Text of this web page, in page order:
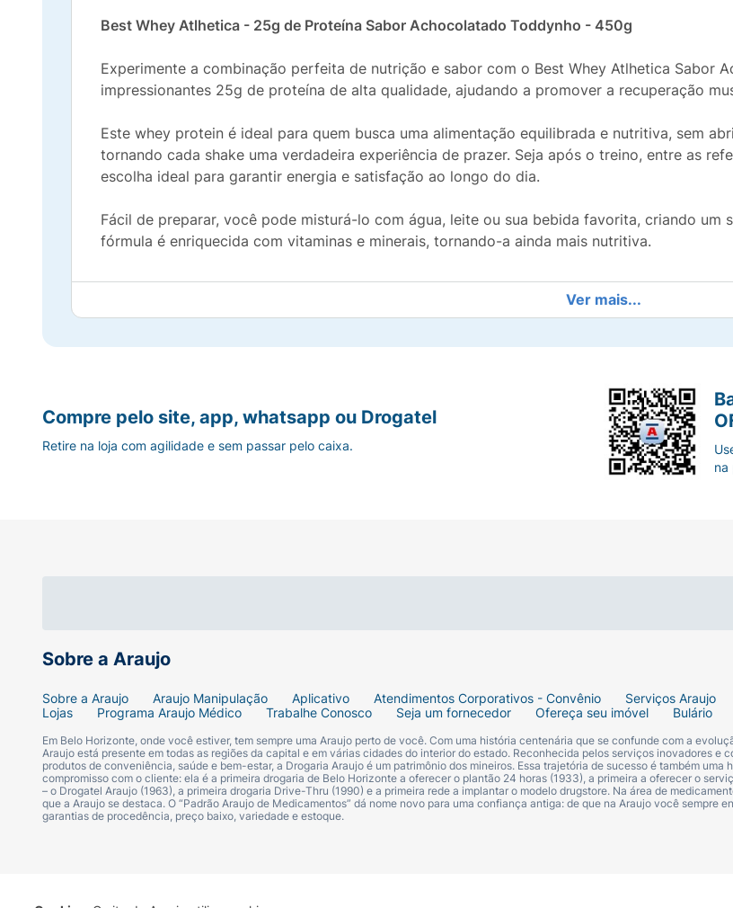
Best Whey Atlhetica - 25g de Proteína Sabor Achocolatado Toddynho - 450g
Experimente a combinação perfeita de nutrição e sabor com o Best Whey Atlhetica Sabor
impressionantes 25g de proteína de alta qualidade, ajudando a promover a recuperação
Este whey protein é ideal para quem busca uma alimentação equilibrada e nutritiva, sem
tornando cada shake uma verdadeira experiência de prazer. Seja após o treino, entre as
escolha ideal para garantir energia e satisfação ao longo do dia.
Fácil de preparar, você pode misturá-lo com água, leite ou sua bebida favorita, criando um
fórmula é enriquecida com vitaminas e minerais, tornando-a ainda mais nutritiva.
Ver mais...
Sobre a Araujo
Sobre a Araujo Araujo Manipulação Aplicativo Atendimentos Corporativos - Convênio Serviços Araujo
Lojas
Programa Araujo Médico Trabalhe Conosco Seja um fornecedor Ofereça seu imóvel Bulário
Em Belo Horizonte, onde você estiver, tem sempre uma Araujo perto de você. Com uma história centenária que se confunde com a
Araujo está presente em todas as regiões da capital e em várias cidades do interior do estado. Reconhecida pelos serviços inovadores e
produtos de conveniência, saúde e bem-estar, a Drogaria Araujo é um patrimônio dos mineiros. Essa trajetória de sucesso é também uma
compromisso com o cliente: ela é a primeira drogaria de Belo Horizonte a oferecer o plantão 24 horas (1933), a primeira a oferecer o
– o Drogatel Araujo (1963), a primeira drogaria Drive-Thru (1990) e a primeira rede a implantar o modelo drugstore. Na área de
que a Araujo se destaca. O “Padrão Araujo de Medicamentos” dá nome novo para uma confiança antiga: de que na Araujo você sempre
garantias de procedência, preço baixo, variedade e estoque.
Compre pelo site, app, whatsapp ou Drogatel
Retire na loja com agilidade e sem passar pelo caixa.
na